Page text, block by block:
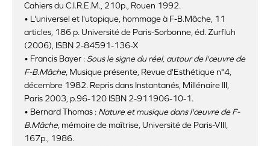
Cahiers du C.I.R.E.M., 210p., Rouen 1992.
• L'universel et l'utopique, hommage à F-B.Mâche, 11
articles, 186 p. Université de Paris-Sorbonne, éd. Zurfluh
(2006), ISBN 2-84591-136-X
• Francis Bayer : Sous le signe du réel, autour de l'œuvre de
F-B.Mâche, Musique présente, Revue d'Esthétique n°4,
décembre 1982. Repris dans Instantanés, Millénaire III,
Paris 2003, p.96-120 ISBN 2-911906-10-1.
• Bernard Thomas : Nature et musique dans l'œuvre de F-
B.Mâche, mémoire de maîtrise, Université de Paris-VIII,
167p., 1986.